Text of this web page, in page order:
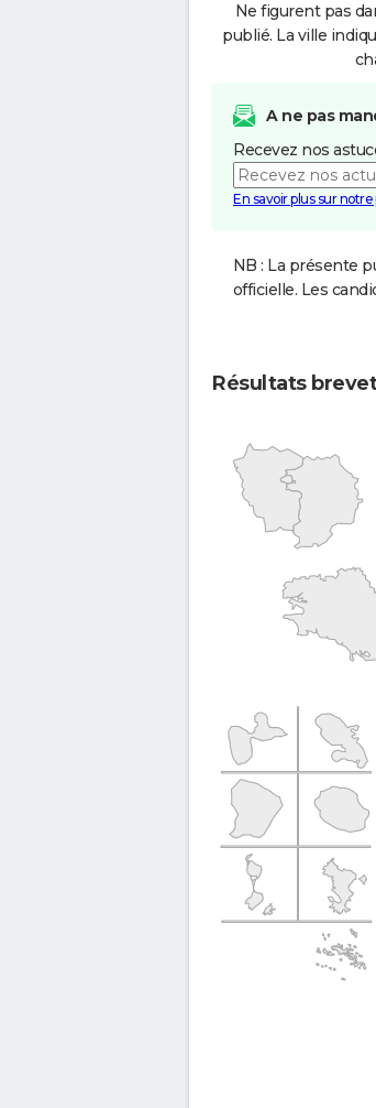
Ne figurent pas
publié. La ville
A ne pas
Recevez nos
En savoir plus sur
NB : La présente
officielle. Les
Résultats